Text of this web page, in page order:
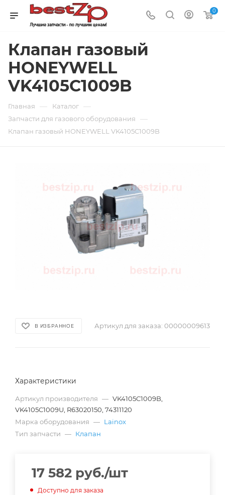
0
Клапан газовый
HONEYWELL
VK4105C1009B
Главная — Каталог —
Запчасти для газового оборудования —
Клапан газовый HONEYWELL VK4105C1009B
В ИЗБРАННОЕ Артикул для заказа: 00000009613
Характеристики
Артикул производителя — VK4105C1009B,
VK4105C1009U, R63020150, 74311120
Марка оборудования — Lainox
Тип запчасти — Клапан
17 582 руб./шт
Доступно для заказа